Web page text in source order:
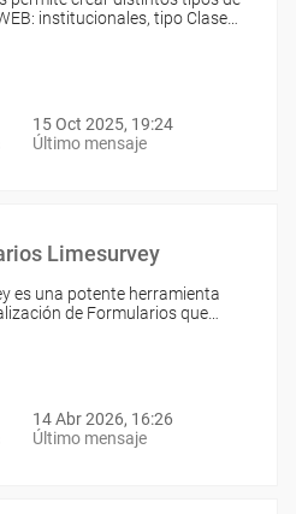
institucionales, tipo Clase…
15 Oct 2025, 19:24
Último mensaje
Limesurvey
es una potente herramienta
de Formularios que…
14 Abr 2026, 16:26
Último mensaje